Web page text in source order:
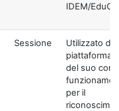
IDEM/
Sessione
Utilizzato
piattaforma
del suo
per il